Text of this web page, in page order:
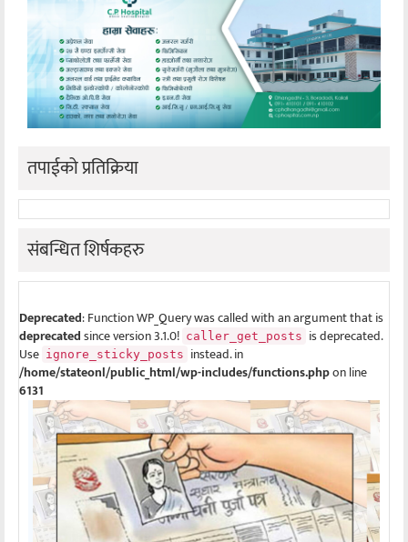
तपाईको प्रतिक्रिया
संबन्धित शिर्षकहरु
Deprecated: Function WP_Query was called with an argument that is
deprecatedsince version 3.1.0! caller_get_posts is deprecated.
Use ignore_sticky_posts instead. in
/home/stateonl/public_html/wp-includes/functions.phpon line
6131